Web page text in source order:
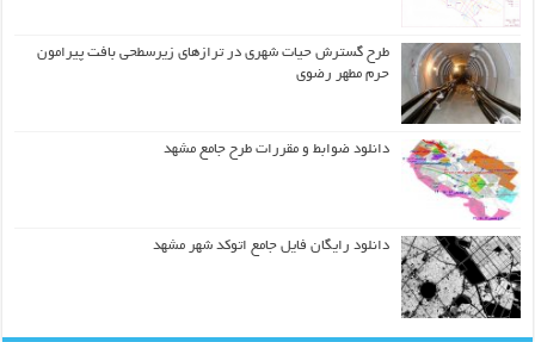
طرح گسترش حیات شهري در ترازهاي زیرسطحی بافت پیرامون
حرم مطهر رضوي
دانلود ضوابط و مقررات طرح جامع مشهد
دانلود رایگان فایل جامع اتوکد شهر مشهد